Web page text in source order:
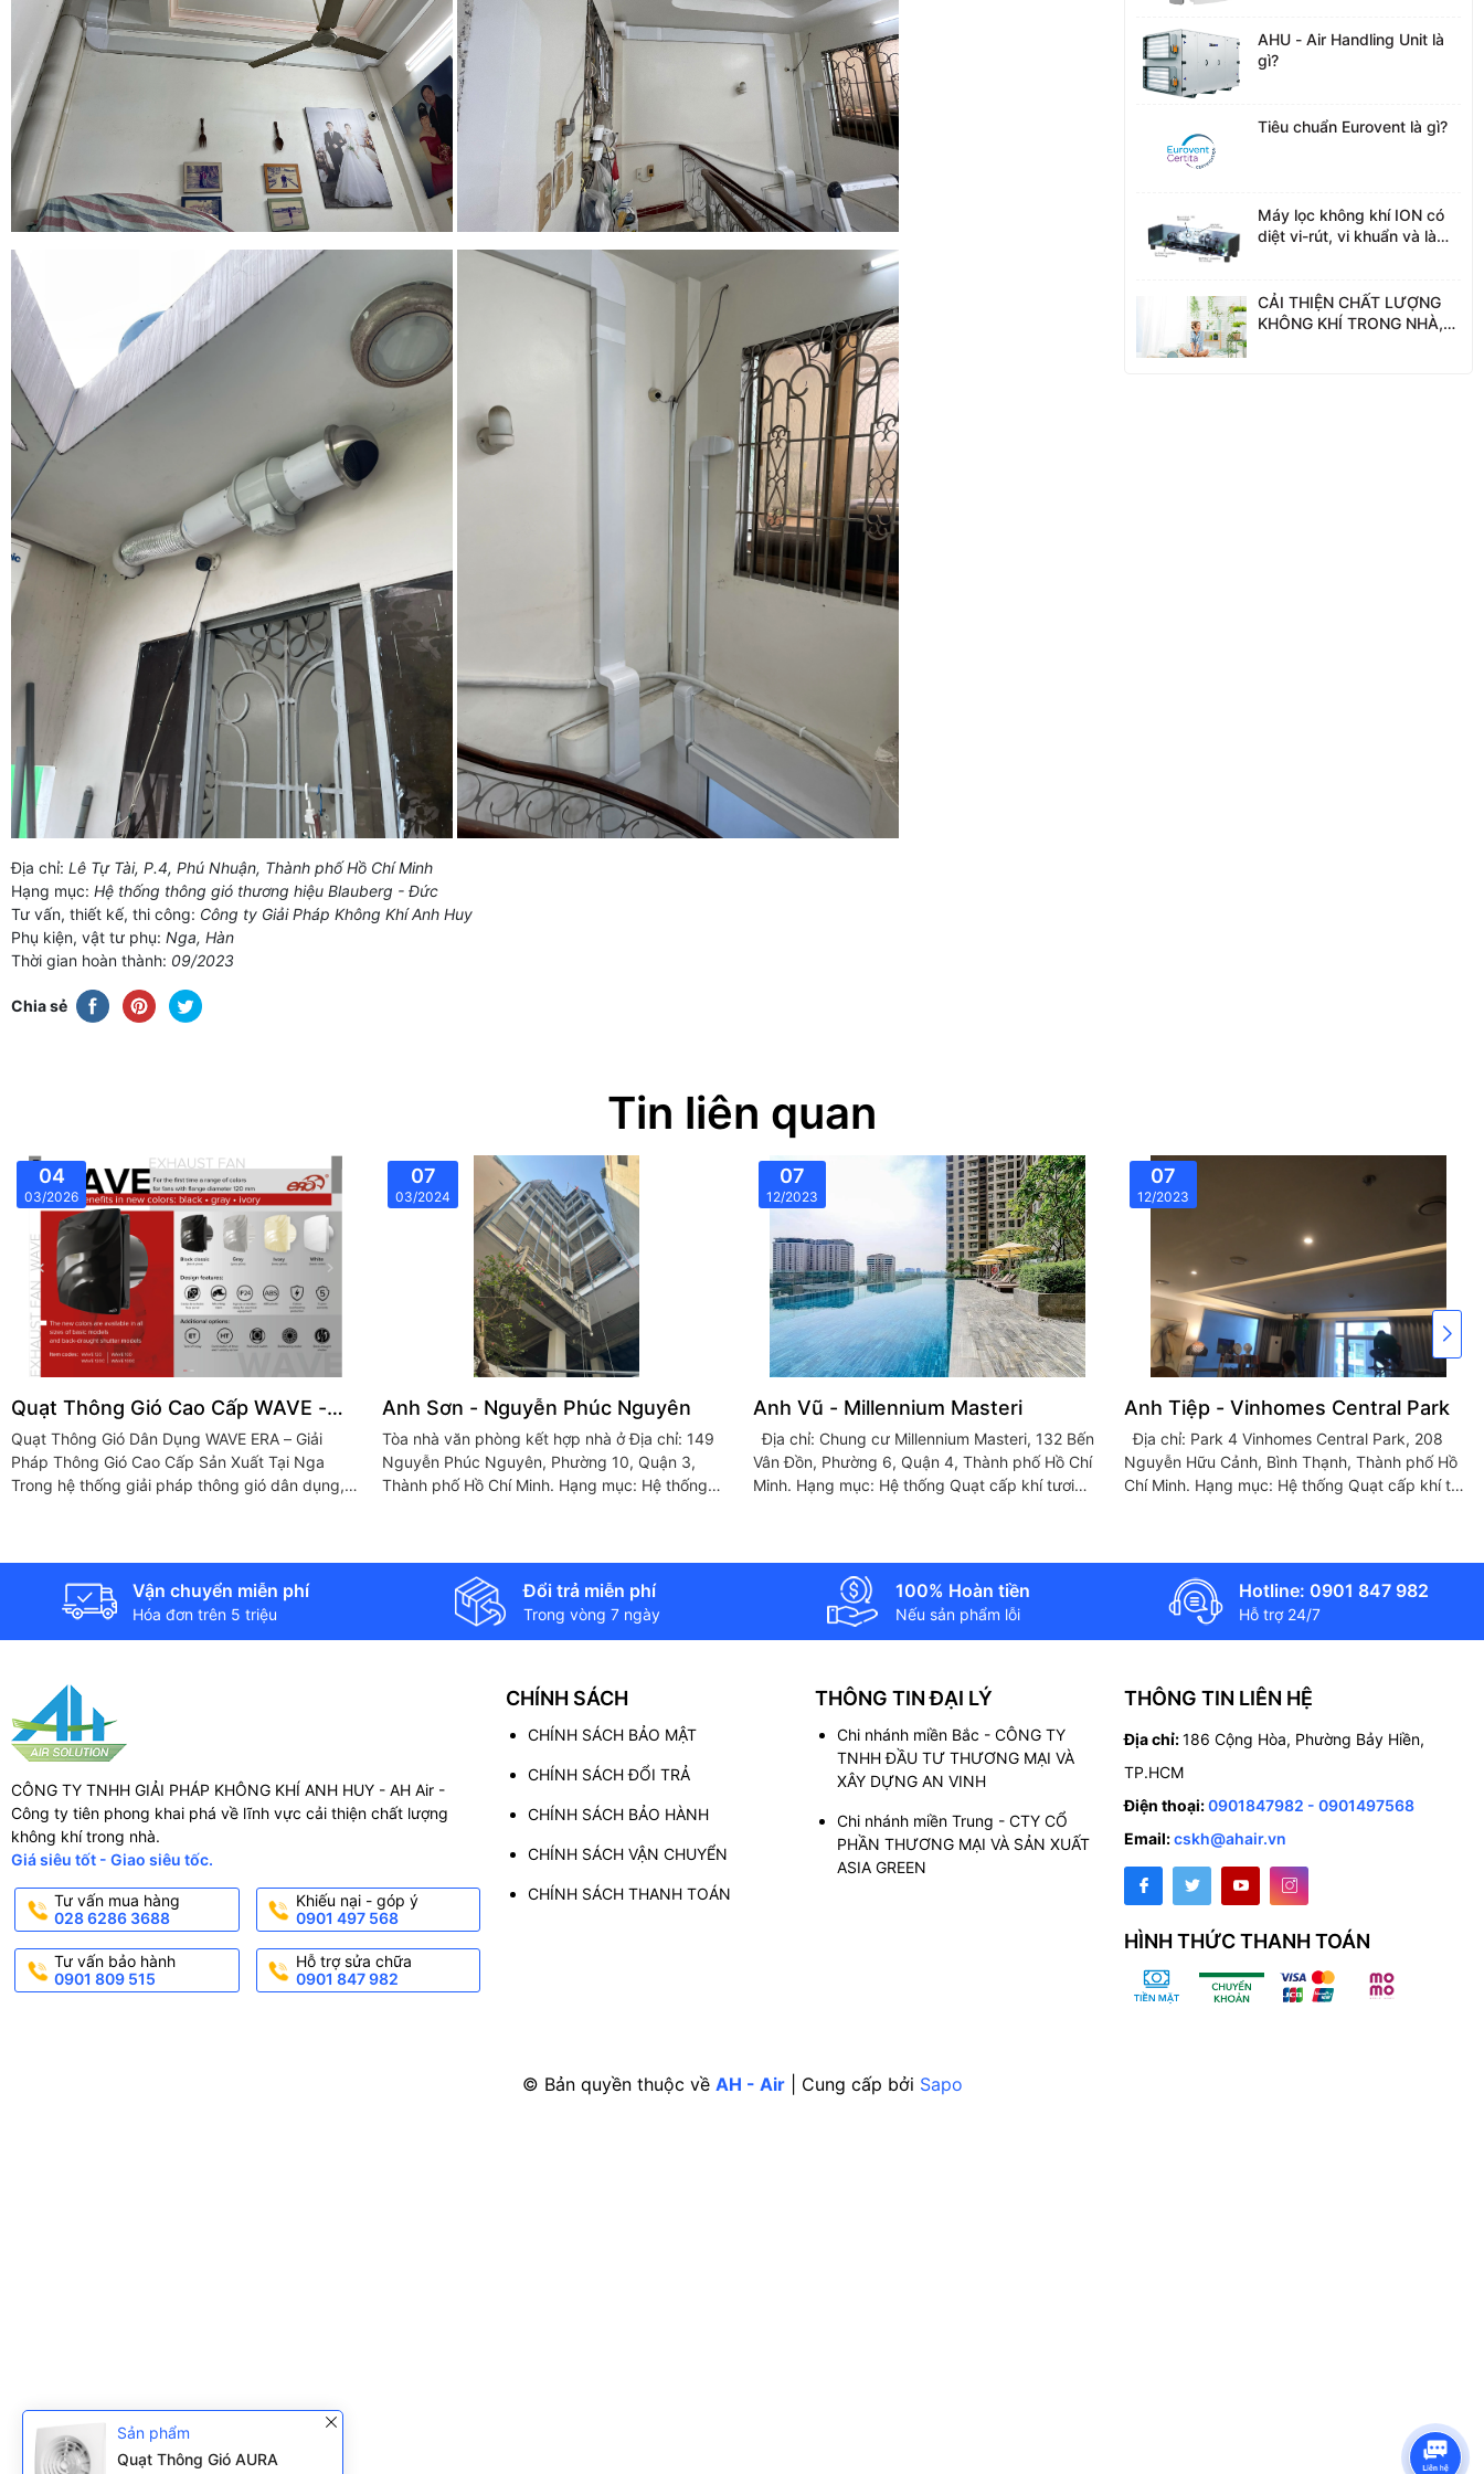
Địa chỉ: Lê Tự Tài, P.4, Phú Nhuận, Thành phố Hồ Chí Minh
Hạng mục: Hệ thống thông gió thương hiệu Blauberg - Đức
Tư vấn, thiết kế, thi công: Công ty Giải Pháp Không Khí Anh Huy
Phụ kiện, vật tư phụ: Nga, Hàn
Thời gian hoàn thành: 09/2023
Chia sẻ
AHU - Air Handling Unit là
gì?
Tiêu chuẩn Eurovent là gì?
Máy lọc không khí ION có
diệt vi-rút, vi khuẩn và làm
CẢI THIỆN CHẤT LƯỢNG
KHÔNG KHÍ TRONG NHÀ,
Tin liên quan
04
03/2026
Quạt Thông Gió Cao Cấp WAVE -
ERA NGA
Quạt Thông Gió Dân Dụng WAVE ERA – Giải
Pháp Thông Gió Cao Cấp Sản Xuất Tại Nga
Trong hệ thống giải pháp thông gió dân dụng,
07
03/2024
Anh Sơn - Nguyễn Phúc Nguyên
Tòa nhà văn phòng kết hợp nhà ở Địa chỉ: 149
Nguyễn Phúc Nguyên, Phường 10, Quận 3,
Thành phố Hồ Chí Minh. Hạng mục: Hệ thống
07
12/2023
Anh Vũ - Millennium Masteri
Địa chỉ: Chung cư Millennium Masteri, 132 Bến
Vân Đồn, Phường 6, Quận 4, Thành phố Hồ Chí
Minh. Hạng mục: Hệ thống Quạt cấp khí tươi
07
12/2023
Anh Tiệp - Vinhomes Central Park
Địa chỉ: Park 4 Vinhomes Central Park, 208
Nguyễn Hữu Cảnh, Bình Thạnh, Thành phố Hồ
Chí Minh. Hạng mục: Hệ thống Quạt cấp khí tươi
Vận chuyển miễn phí
Hóa đơn trên 5 triệu
Đổi trả miễn phí
Trong vòng 7 ngày
100% Hoàn tiền
Nếu sản phẩm lỗi
Hotline: 0901 847 982
Hỗ trợ 24/7
CÔNG TY TNHH GIẢI PHÁP KHÔNG KHÍ ANH HUY - AH Air -
Công ty tiên phong khai phá về lĩnh vực cải thiện chất lượng
không khí trong nhà.
Giá siêu tốt - Giao siêu tốc.
Tư vấn mua hàng
028 6286 3688
Khiếu nại - góp ý
0901 497 568
Tư vấn bảo hành
0901 809 515
Hỗ trợ sửa chữa
0901 847 982
CHÍNH SÁCH
CHÍNH SÁCH BẢO MẬT
CHÍNH SÁCH ĐỔI TRẢ
CHÍNH SÁCH BẢO HÀNH
CHÍNH SÁCH VẬN CHUYỂN
CHÍNH SÁCH THANH TOÁN
THÔNG TIN ĐẠI LÝ
Chi nhánh miền Bắc - CÔNG TY
TNHH ĐẦU TƯ THƯƠNG MẠI VÀ
XÂY DỰNG AN VINH
Chi nhánh miền Trung - CTY CỔ
PHẦN THƯƠNG MẠI VÀ SẢN XUẤT
ASIA GREEN
THÔNG TIN LIÊN HỆ
Địa chỉ:186 Cộng Hòa, Phường Bảy Hiền,
TP.HCM
Điện thoại:0901847982 - 0901497568
Email:cskh@ahair.vn
HÌNH THỨC THANH TOÁN
© Bản quyền thuộc về AH - Air Cung cấp bởi Sapo
Sản phẩm
Quạt Thông Gió AURA